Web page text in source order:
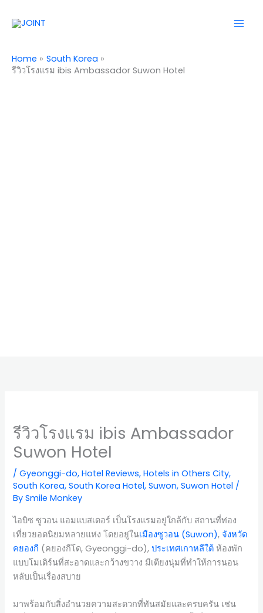
Home
South Korea
รีวิวโรงแรม ibis Ambassador Suwon Hotel
รีวิวโรงแรม ibis Ambassador
Suwon Hotel
/Gyeonggi-do,Hotel Reviews,Hotels in Others City,
South Korea,South Korea Hotel,Suwon,Suwon Hotel /
BySmile Monkey
ไอบิซ ซูวอน แอมแบสเดอร์ เป็นโรงแรมอยู่ใกล้กับ สถานที่ท่อง
เที่ยวยอดนิยมหลายแห่ง โดยอยู่ในเมืองซูวอน (Suwon), จังหวัด
คยองกี (คยองกีโด, Gyeonggi-do),ประเทศเกาหลีใต้ห้องพัก
แบบโมเดิร์นที่สะอาดและกว้างขวาง มีเตียงนุ่มที่ทำให้การนอน
หลับเป็นเรื่องสบาย
มาพร้อมกับสิ่งอำนวยความสะดวกที่ทันสมัยและครบครัน เช่น